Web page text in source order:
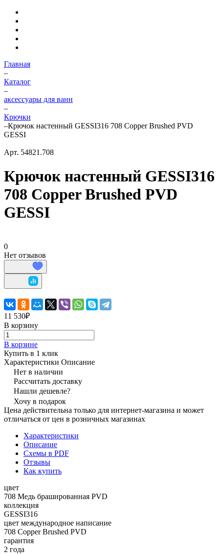
Главная
–
Каталог
–
аксессуары для ванн
–
Крючки
–Крючок настенный GESSI316 708 Copper Brushed PVD
GESSI
Арт. 54821.708
Крючок настенный GESSI316
708 Copper Brushed PVD
GESSI
0
Нет отзывов
11 530₽
В корзину
В корзине
Купить в 1 клик
Характеристики Описание
Нет в наличии
Рассчитать доставку
Нашли дешевле?
Хочу в подарок
Цена действительна только для интернет-магазина и может
отличаться от цен в розничных магазинах
Характеристики
Описание
Схемы в PDF
Отзывы
Как купить
цвет
708 Медь брашированная PVD
коллекция
GESSI316
цвет международное написание
708 Copper Brushed PVD
гарантия
2 года